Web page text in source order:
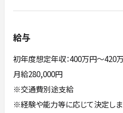
給与
初年度想定年収：400万円〜420
月給280,000円
※交通費別途支給
※経験や能⼒等に応じて決定しま